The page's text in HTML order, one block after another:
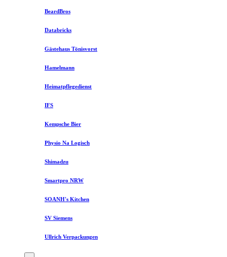
BeardBros
Databricks
Gästehaus Tönisvorst
Hamelmann
Heimatpflegedienst
IFS
Kempsche Bier
Physio Na Logisch
Shimadzu
Smartpro NRW
SOANH's Kitchen
SV Siemens
Ullrich Verpackungen